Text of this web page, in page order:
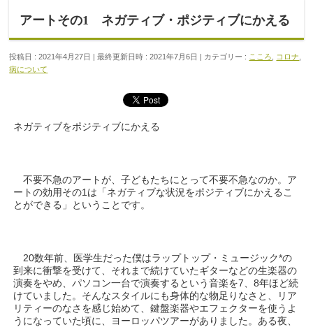
アートその1 ネガティブ・ポジティブにかえる
投稿日 : 2021年4月27日 最終更新日時 : 2021年7月6日 カテゴリー : こころ コロナ
病について
ネガティブをポジティブにかえる
不要不急のアートが、子どもたちにとって不要不急なのか。ア
ートの効用その1は「ネガティブな状況をポジティブにかえるこ
とができる」ということです。
20数年前、医学生だった僕はラップトップ・ミュージック*の
到来に衝撃を受けて、それまで続けていたギターなどの生楽器の
演奏をやめ、パソコン一台で演奏するという音楽を7、8年ほど続
けていました。そんなスタイルにも身体的な物足りなさと、リア
リティーのなさを感じ始めて、鍵盤楽器やエフェクターを使うよ
うになっていた頃に、ヨーロッパツアーがありました。ある夜、